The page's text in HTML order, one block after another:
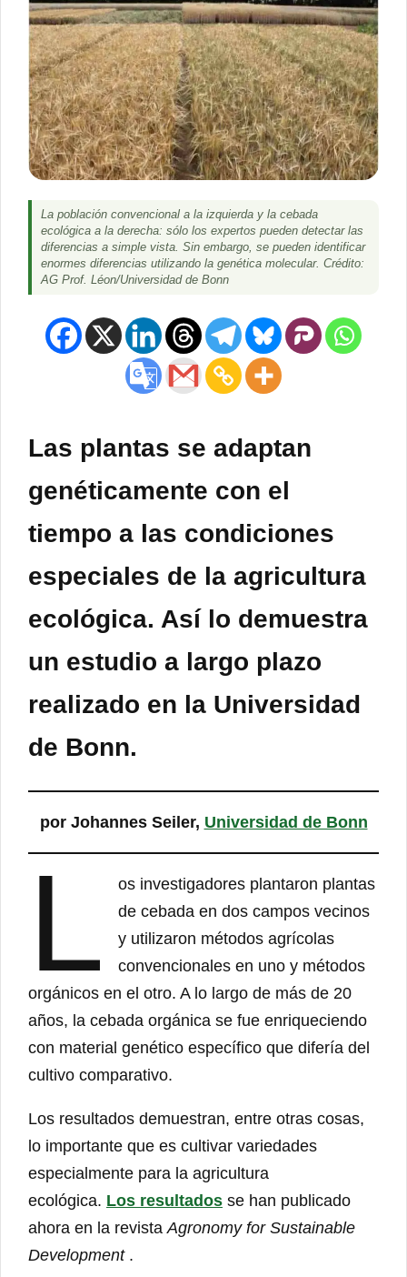
La población convencional a la izquierda y la cebada
ecológica a la derecha: sólo los expertos pueden detectar las
diferencias a simple vista. Sin embargo, se pueden identificar
enormes diferencias utilizando la genética molecular. Crédito:
AG Prof. Léon/Universidad de Bonn
Las plantas se adaptan
genéticamente con el
tiempo a las condiciones
especiales de la agricultura
ecológica. Así lo demuestra
un estudio a largo plazo
realizado en la Universidad
de Bonn.
por Johannes Seiler, Universidad de Bonn
L
os investigadores plantaron plantas
de cebada en dos campos vecinos
y utilizaron métodos agrícolas
convencionales en uno y métodos
orgánicos en el otro. A lo largo de más de 20
años, la cebada orgánica se fue enriqueciendo
con material genético específico que difería del
cultivo comparativo.
Los resultados demuestran, entre otras cosas,
lo importante que es cultivar variedades
especialmente para la agricultura
ecológica. Los resultados se han publicado
ahora en la revista Agronomy for Sustainable
Development.